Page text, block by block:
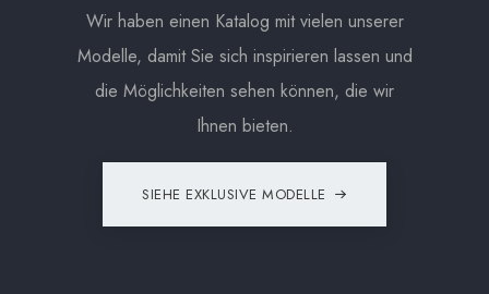
Wir haben einen Katalog mit vielen unserer
Modelle, damit Sie sich inspirieren lassen und
die Möglichkeiten sehen können, die wir
Ihnen bieten.
SIEHE EXKLUSIVE MODELLE